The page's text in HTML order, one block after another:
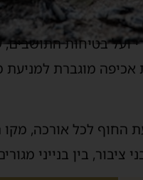
ועל בטיחות
אכיפה מוגברת למניעת
ציבור, בין בנייני